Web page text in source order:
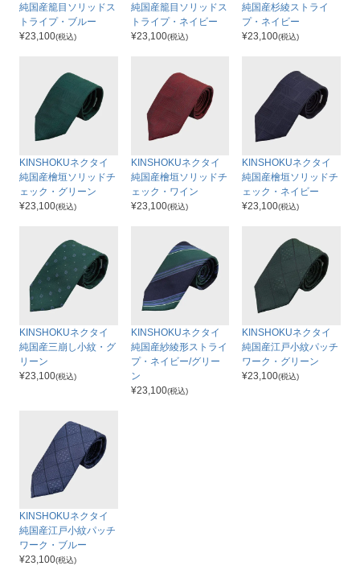
純国産籠目ソリッドス
トライプ・ブルー
¥23,100(税込)
純国産籠目ソリッドス
トライプ・ネイビー
¥23,100(税込)
純国産杉綾ストライ
プ・ネイビー
¥23,100(税込)
KINSHOKUネクタイ
純国産檜垣ソリッドチ
ェック・グリーン
¥23,100(税込)
KINSHOKUネクタイ
純国産檜垣ソリッドチ
ェック・ワイン
¥23,100(税込)
KINSHOKUネクタイ
純国産檜垣ソリッドチ
ェック・ネイビー
¥23,100(税込)
KINSHOKUネクタイ
純国産三崩し小紋・グ
リーン
¥23,100(税込)
KINSHOKUネクタイ
純国産紗綾形ストライ
プ・ネイビー/グリー
ン
¥23,100(税込)
KINSHOKUネクタイ
純国産江戸小紋パッチ
ワーク・グリーン
¥23,100(税込)
KINSHOKUネクタイ
純国産江戸小紋パッチ
ワーク・ブルー
¥23,100(税込)